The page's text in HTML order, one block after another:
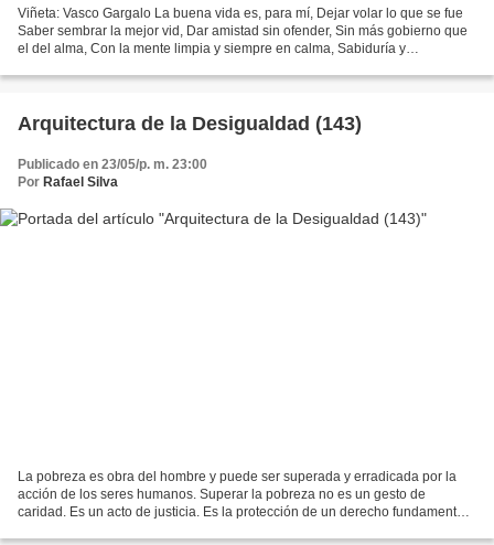
Viñeta: Vasco Gargalo La buena vida es, para mí, Dejar volar lo que se fue
Saber sembrar la mejor vid, Dar amistad sin ofender, Sin más gobierno que
el del alma, Con la mente limpia y siempre en calma, Sabiduría y
Arquitectura de la Desigualdad (143)
Publicado en 23/05/p. m. 23:00
Por Rafael Silva
La pobreza es obra del hombre y puede ser superada y erradicada por la
acción de los seres humanos. Superar la pobreza no es un gesto de
caridad. Es un acto de justicia. Es la protección de un derecho fundamental